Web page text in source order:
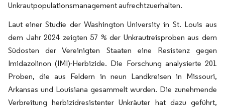
Unkrautpopulationsmanagement aufrechtzuerhalten.
Laut einer Studie der Washington University in St. Louis aus
dem Jahr 2024 zeigten 57 % der Unkrautreisproben aus dem
Südosten der Vereinigten Staaten eine Resistenz gegen
Imidazolinon (IMI)-Herbizide. Die Forschung analysierte 201
Proben, die aus Feldern in neun Landkreisen in Missouri,
Arkansas und Louisiana gesammelt wurden. Die zunehmende
Verbreitung herbizidresistenter Unkräuter hat dazu geführt,